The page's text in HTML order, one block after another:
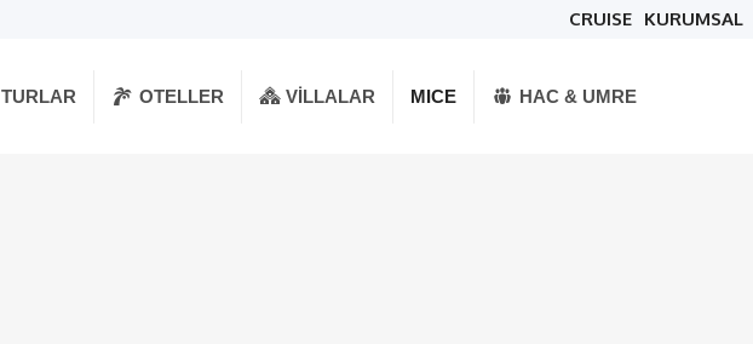
KURUMSAL
CRUISE
TURLAR OTELLER VILLALAR MICE HAC & UMRE